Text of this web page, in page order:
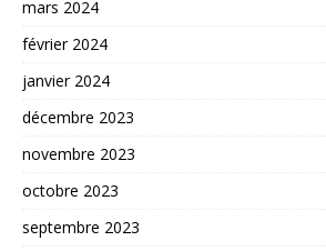
mars 2024
février 2024
janvier 2024
décembre 2023
novembre 2023
octobre 2023
septembre 2023